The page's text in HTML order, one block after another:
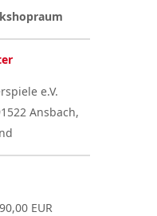
e.V.
Ansbach,
EUR